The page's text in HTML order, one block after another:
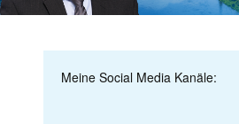
Meine Social Media Kanäle: